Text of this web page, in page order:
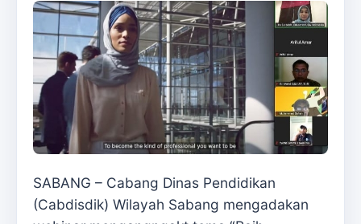
SABANG – Cabang Dinas Pendidikan
(Cabdisdik) Wilayah Sabang mengadakan